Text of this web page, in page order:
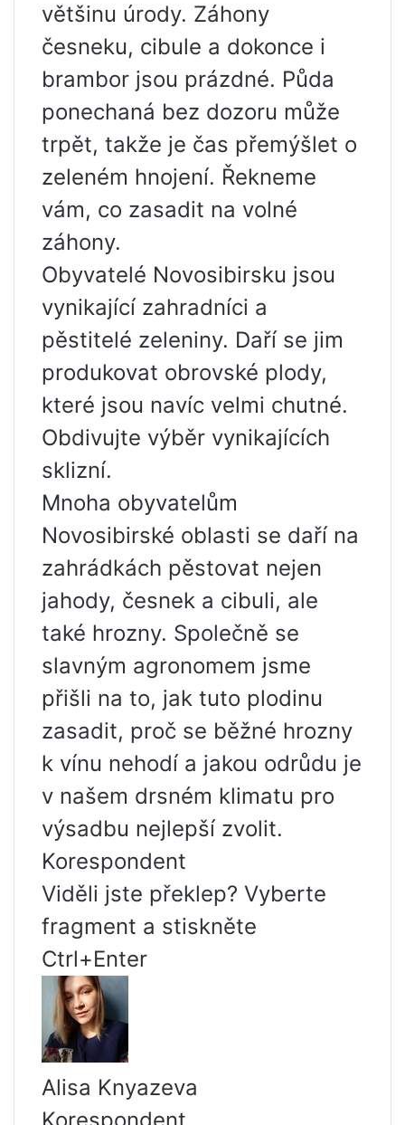
většinu úrody. Záhony
česneku, cibule a dokonce i
brambor jsou prázdné. Půda
ponechaná bez dozoru může
trpět, takže je čas přemýšlet o
zeleném hnojení. Řekneme
vám, co zasadit na volné
záhony.
Obyvatelé Novosibirsku jsou
vynikající zahradníci a
pěstitelé zeleniny. Daří se jim
produkovat obrovské plody,
které jsou navíc velmi chutné.
Obdivujte výběr vynikajících
sklizní.
Mnoha obyvatelům
Novosibirské oblasti se daří na
zahrádkách pěstovat nejen
jahody, česnek a cibuli, ale
také hrozny. Společně se
slavným agronomem jsme
přišli na to, jak tuto plodinu
zasadit, proč se běžné hrozny
k vínu nehodí a jakou odrůdu je
v našem drsném klimatu pro
výsadbu nejlepší zvolit.
Korespondent
Viděli jste překlep? Vyberte
fragment a stiskněte
Ctrl+Enter
Alisa Knyazeva